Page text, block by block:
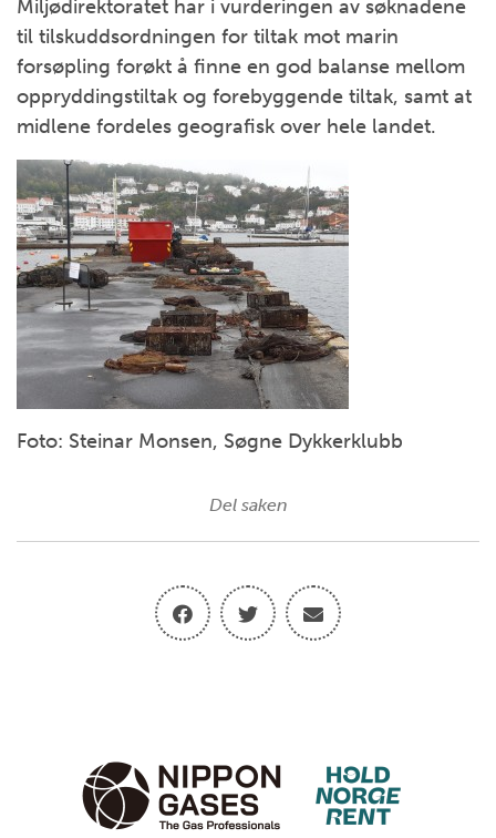
Miljødirektoratet har i vurderingen av søknadene
til tilskuddsordningen for tiltak mot marin
forsøpling forøkt å finne en god balanse mellom
oppryddingstiltak og forebyggende tiltak, samt at
midlene fordeles geografisk over hele landet.
Foto: Steinar Monsen, Søgne Dykkerklubb
Del saken